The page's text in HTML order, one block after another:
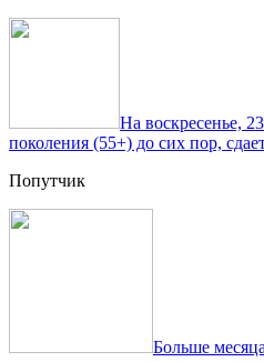
На воскресенье,
поколения (55+) до сих пор,
Попутчик
Больше